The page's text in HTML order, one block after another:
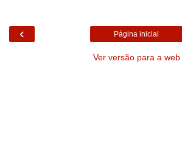
‹ Página inicial
Ver versão para a web